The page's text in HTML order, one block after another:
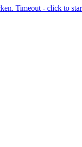
Timeout - click to